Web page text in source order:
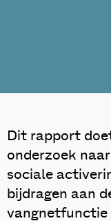
Dit rapport
onderzoek
sociale
bijdragen aan
vangnetfunctie